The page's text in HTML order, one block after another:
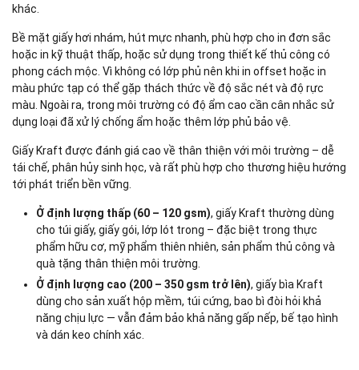
khác.
Bề mặt giấy hơi nhám, hút mực nhanh, phù hợp cho in đơn sắc
hoặc in kỹ thuật thấp, hoặc sử dụng trong thiết kế thủ công có
phong cách mộc. Vì không có lớp phủ nên khi in offset hoặc in
màu phức tạp có thể gặp thách thức về độ sắc nét và độ rực
màu. Ngoài ra, trong môi trường có độ ẩm cao cần cân nhắc sử
dụng loại đã xử lý chống ẩm hoặc thêm lớp phủ bảo vệ.
Giấy Kraft được đánh giá cao về thân thiện với môi trường – dễ
tái chế, phân hủy sinh học, và rất phù hợp cho thương hiệu hướng
tới phát triển bền vững.
Ở định lượng thấp (60 – 120 gsm), giấy Kraft thường dùng
cho túi giấy, giấy gói, lớp lót trong – đặc biệt trong thực
phẩm hữu cơ, mỹ phẩm thiên nhiên, sản phẩm thủ công và
quà tặng thân thiện môi trường.
Ở định lượng cao (200 – 350 gsm trở lên), giấy bìa Kraft
dùng cho sản xuất hộp mềm, túi cứng, bao bì đòi hỏi khả
năng chịu lực — vẫn đảm bảo khả năng gấp nếp, bế tạo hình
và dán keo chính xác.